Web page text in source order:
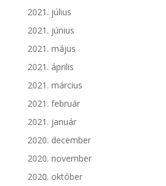
2021. július
2021. június
2021. május
2021. április
2021. március
2021. február
2021. január
2020. december
2020. november
2020. október